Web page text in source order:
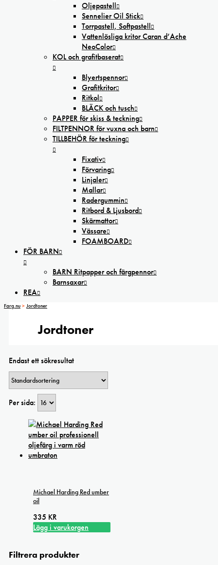
Oljepastell
Sennelier Oil Stick
Torrpastell, Softpastell
Vattenlösliga kritor Caran d’Ache
NeoColor
KOL och grafitbaserat
Blyertspennor
Grafitkritor
Ritkol
BLÄCK och tusch
PAPPER för skiss & teckning
FILTPENNOR för vuxna och barn
TILLBEHÖR för teckning
Fixativ
Förvaring
Linjaler
Mallar
Radergummin
Ritbord & Ljusbord
Skärmattor
Vässare
FOAMBOARD
FÖR BARN
BARN Ritpapper och färgpennor
Barnsaxar
REA
Farg.nu > Jordtoner
Jordtoner
Endast ett sökresultat
Per sida:
Michael Harding Red umber
oil
335 KR
Lägg i varukorgen
Filtrera produkter